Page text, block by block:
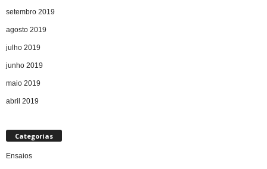
setembro 2019
agosto 2019
julho 2019
junho 2019
maio 2019
abril 2019
Categorias
Ensaios